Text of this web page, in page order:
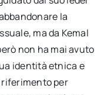
la
ma da Kemal
non ha mai avuto
identità etnica e
riferimento per